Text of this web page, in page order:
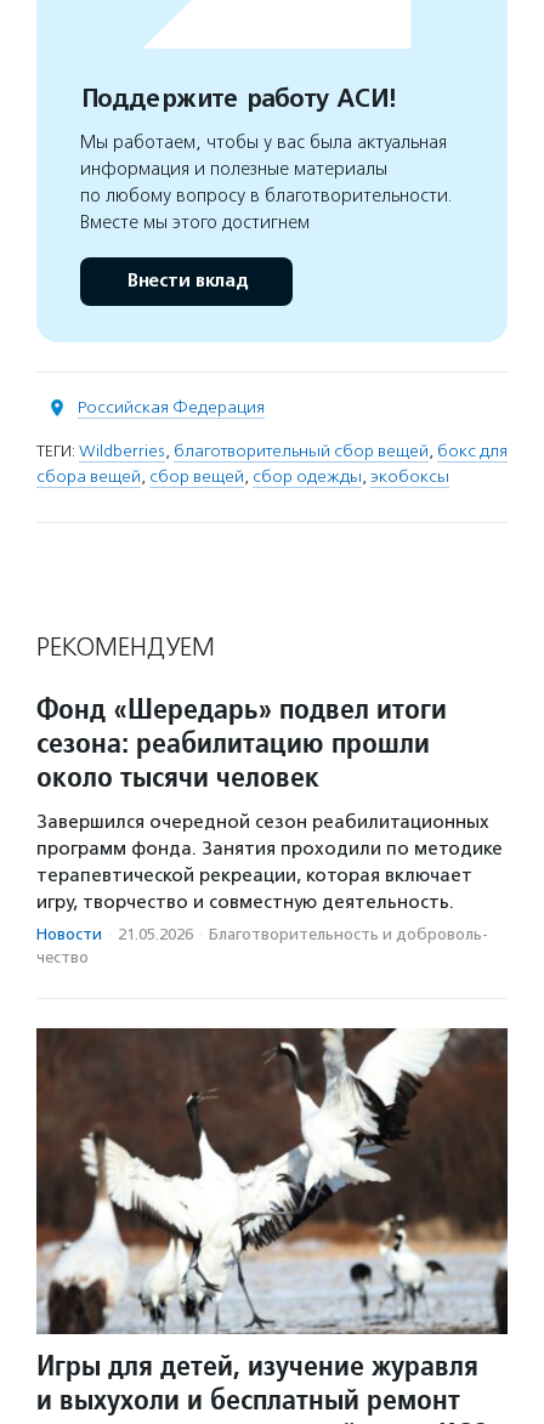
Поддержите работу АСИ!
Мы работаем, чтобы у вас была актуальная
информация и полезные материалы
по любому вопросу в благотворительности.
Вместе мы этого достигнем
Внести вклад
Российская Федерация
ТЕГИ: Wildberries, благотворительный сбор вещей, бокс для
сбора вещей, сбор вещей, сбор одежды, экобоксы
РЕКОМЕНДУЕМ
Фонд «Шередарь» подвел итоги
сезона: реабилитацию прошли
около тысячи человек
Завершился очередной сезон реабилитационных
программ фонда. Занятия проходили по методике
терапевтической рекреации, которая включает
игру, творчество и совместную деятельность.
Новости · 21.05.2026 · Благотвори­тель­ность и доброволь­
чест­во
Игры для детей, изучение журавля
и выхухоли и бесплатный ремонт